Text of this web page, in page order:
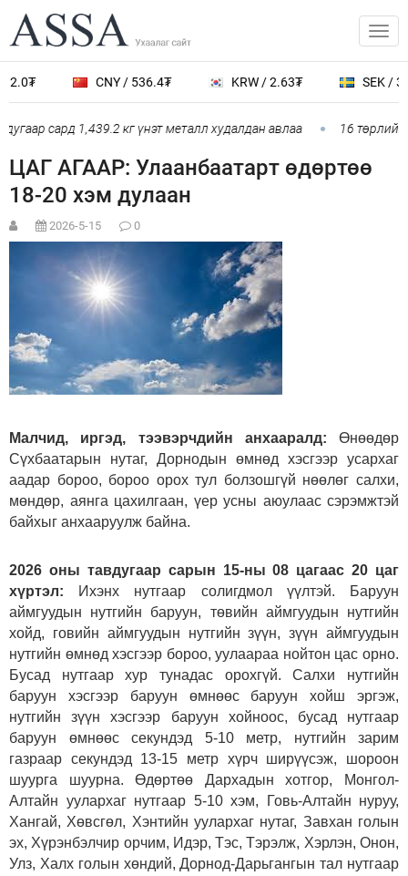
CNY / 536.4₮ KRW / 2.63₮ SEK /
сард 1,439.2 кг үнэт металл худалдан авлаа 16 төрлийн
ЦАГ АГААР: Улаанбаатарт өдөртөө
18-20 хэм дулаан
2026-5-15 0
Малчид, иргэд, тээвэрчдийн анхааралд: Өнөөдөр
Сүхбаатарын нутаг, Дорнодын өмнөд хэсгээр усархаг
аадар бороо, бороо орох тул болзошгүй нөөлөг салхи,
мөндөр, аянга цахилгаан, үер усны аюулаас сэрэмжтэй
байхыг анхааруулж байна.
2026 оны тавдугаар сарын 15-ны 08 цагаас 20 цаг
хүртэл: Ихэнх нутгаар солигдмол үүлтэй. Баруун
аймгуудын нутгийн баруун, төвийн аймгуудын нутгийн
хойд, говийн аймгуудын нутгийн зүүн, зүүн аймгуудын
нутгийн өмнөд хэсгээр бороо, уулаараа нойтон цас орно.
Бусад нутгаар хур тунадас орохгүй. Салхи нутгийн
баруун хэсгээр баруун өмнөөс баруун хойш эргэж,
нутгийн зүүн хэсгээр баруун хойноос, бусад нутгаар
баруун өмнөөс секундэд 5-10 метр, нутгийн зарим
газраар секундэд 13-15 метр хүрч ширүүсэж, шороон
шуурга шуурна. Өдөртөө Дархадын хотгор, Монгол-
Алтайн уулархаг нутгаар 5-10 хэм, Говь-Алтайн нуруу,
Хангай, Хөвсгөл, Хэнтийн уулархаг нутаг, Завхан голын
эх, Хүрэнбэлчир орчим, Идэр, Тэс, Тэрэлж, Хэрлэн, Онон,
Улз, Халх голын хөндий, Дорнод-Дарьгангын тал нутгаар